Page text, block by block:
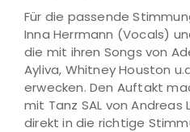
Für die passende
Inna Herrmann (Vocals)
die mit ihren Songs von
Ayliva, Whitney Houston
erwecken. Den Auftakt
mit Tanz SAL von Andreas
direkt in die richtige